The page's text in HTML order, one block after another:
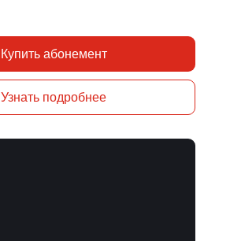
Узнать подробнее
Купить абонемент